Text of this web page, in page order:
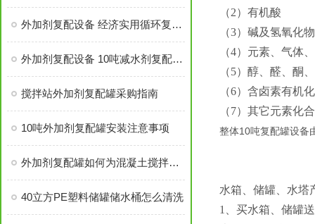
外加剂复配设备 经济实用循环复配罐
外加剂复配设备 10吨减水剂复配罐工作原理
搅拌站外加剂复配罐采购指南
10吨外加剂复配罐安装注意事项
外加剂复配罐如何为混凝土搅拌站减水剂复配节省成本
40立方PE塑料储罐储水桶怎么清洗
（2）有机酸
（3）碱及氢氧化物
（4）元素、气体
（5）醇、醛、酮
（6）含卤素有机
（7）其它元素化
整体10吨复配罐设备
水箱、储罐、水塔
1、买水箱、储罐